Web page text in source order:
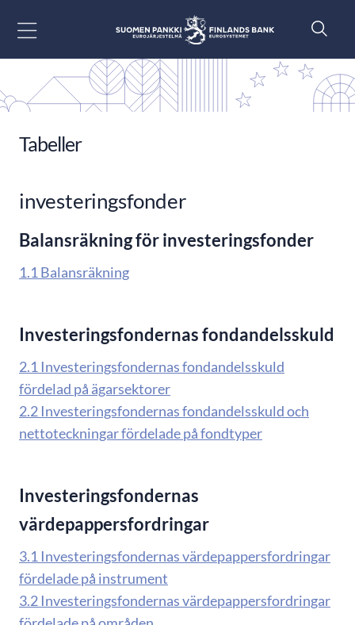
Tabeller
investeringsfonder
Balansräkning för investeringsfonder
1.1 Balansräkning
Investeringsfondernas fondandelsskuld
2.1 Investeringsfondernas fondandelsskuld
fördelad på ägarsektorer
2.2 Investeringsfondernas fondandelsskuld och
nettoteckningar fördelade på fondtyper
Investeringsfondernas
värdepappersfordringar
3.1 Investeringsfondernas värdepappersfordringar
fördelade på instrument
3.2 Investeringsfondernas värdepappersfordringar